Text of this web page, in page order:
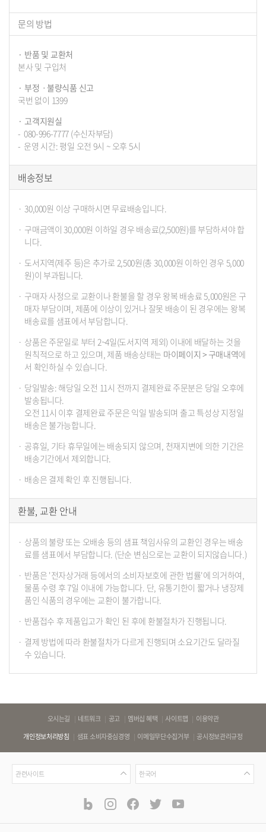
문의 방법
반품 및 교환처
본사 및 구입처
부정ㆍ불량식품 신고
국번 없이 1399
고객지원실
080-996-7777 (수신자부담)
운영 시간: 평일 오전 9시 ~ 오후 5시
배송정보
30,000원 이상 구매하시면 무료배송입니다.
구매금액이 30,000원 이하일 경우 배송료(2,500원)를 부담하셔야 합
니다.
도서지역(제주 등)은 추가로 2,500원(총 30,000원 이하인 경우 5,000
원)이 부과됩니다.
구매자 사정으로 교환이나 환불을 할 경우 왕복 배송료 5,000원은 구
매자 부담이며, 제품에 이상이 있거나 잘못 배송이 된 경우에는 왕복
배송료를 샘표에서 부담합니다.
상품은 주문일로 부터 2~4일(도서지역 제외) 이내에 배달하는 것을
원칙적으로 하고 있으며, 제품 배송상태는 마이페이지 > 구매내역에
서 확인하실 수 있습니다.
당일발송: 해당일 오전 11시 전까지 결제완료 주문분은 당일 오후에
발송됩니다.
오전 11시 이후 결제완료 주문은 익일 발송되며 출고 특성상 지정일
배송은 불가능합니다.
공휴일, 기타 휴무일에는 배송되지 않으며, 천재지변에 의한 기간은
배송기간에서 제외합니다.
배송은 결제 확인 후 진행됩니다.
환불, 교환 안내
상품의 불량 또는 오배송 등의 샘표 책임사유의 교환인 경우는 배송
료를 샘표에서 부담합니다. (단순 변심으로는 교환이 되지않습니다.)
반품은 '전자상거래 등에서의 소비자보호에 관한 법률'에 의거하여,
물품 수령 후 7일 이내에 가능합니다. 단, 유통기한이 짧거나 냉장제
품인 식품의 경우에는 교환이 불가합니다.
반품접수 후 제품입고가 확인 된 후에 환불절차가 진행됩니다.
결제 방법에 따라 환불절차가 다르게 진행되며 소요기간도 달라질
수 있습니다.
오시는길 네트워크 공고 멤버십 혜택 사이트맵
이용약관
개인정보처리방침
샘표 소비자중심경영 이메일무단수집거부 공시정보관리규정
관
련
관련사이트
언
어
한국어
blog instagramfacebook
twitter